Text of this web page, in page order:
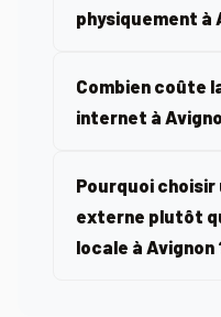
physiquement à
Combien coûte
internet à
Pourquoi choisir
externe plutôt
locale à Avignon